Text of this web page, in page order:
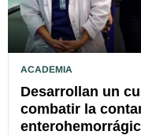
ACADEMIA
Desarrollan un
combatir la